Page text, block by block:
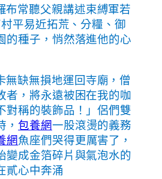
布常聽父親講述束縛軍若
平易近拓荒、分糧、御
的種子，悄然落進他的心
無缺無損地運回寺廟，僧
者，將永遠被困在我的咖
對稱的裝飾品！」侶們雙
，包養網一股滾燙的義務
網魚座們哭得更厲害了，
變成金箔碎片與氣泡水的
貳心中奔涌